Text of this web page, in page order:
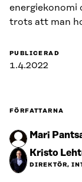
energiekonomi
trots att man
PUBLICERAD
1.4.2022
FÖRFATTARNA
Mari
Kristo
DIREKTÖR,